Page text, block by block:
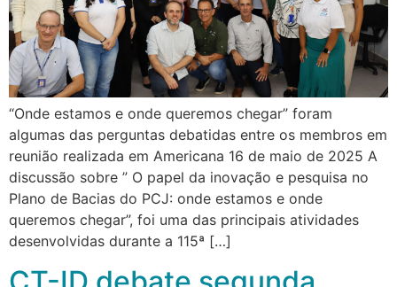
“Onde estamos e onde queremos chegar” foram
algumas das perguntas debatidas entre os membros em
reunião realizada em Americana 16 de maio de 2025 A
discussão sobre ” O papel da inovação e pesquisa no
Plano de Bacias do PCJ: onde estamos e onde
queremos chegar”, foi uma das principais atividades
desenvolvidas durante a 115ª […]